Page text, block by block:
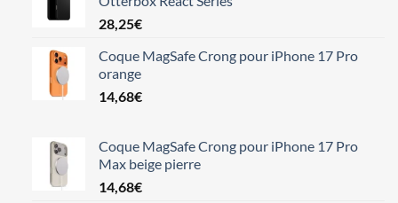
28,25€
Coque MagSafe Crong pour iPhone 17 Pro
orange
14,68€
Coque MagSafe Crong pour iPhone 17 Pro
Max beige pierre
14,68€